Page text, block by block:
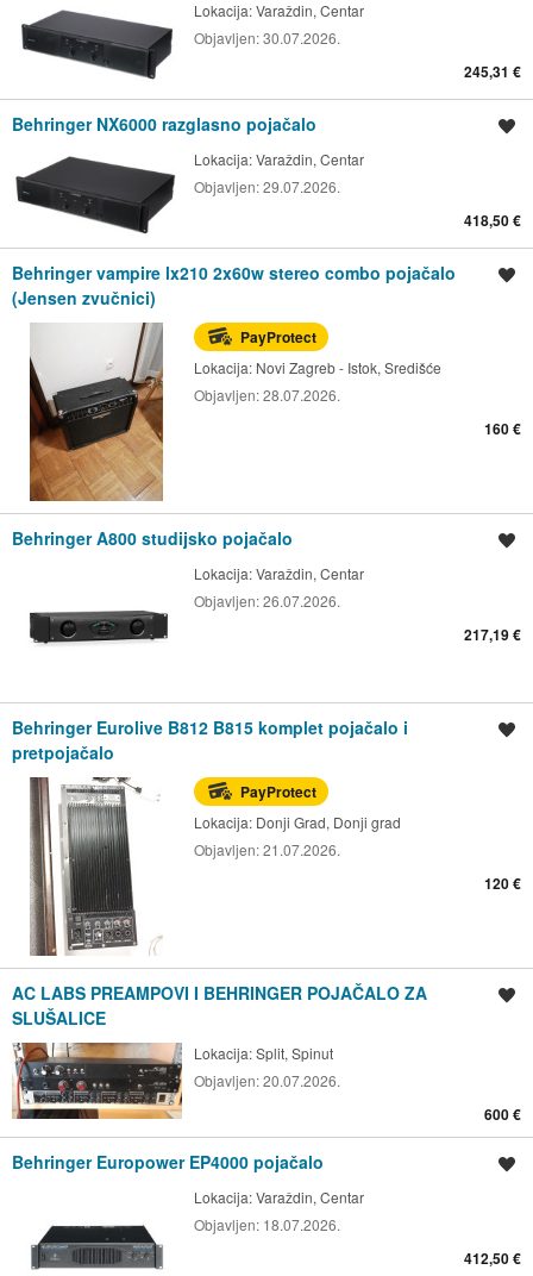
Lokacija:Varaždin, Centar
Objavljen:30.07.2026.
245,31 €
Behringer NX6000 razglasno pojačalo
Lokacija:Varaždin, Centar
Objavljen:29.07.2026.
418,50 €
Behringer vampire lx210 2x60w stereo combo pojačalo
(Jensen zvučnici)
PayProtect
Lokacija: Novi Zagreb - Istok, Središće
Objavljen:28.07.2026.
160 €
Behringer A800 studijsko pojačalo
Lokacija:Varaždin, Centar
Objavljen:26.07.2026.
217,19 €
Behringer Eurolive B812 B815 komplet pojačalo i
pretpojačalo
PayProtect
Lokacija: Donji Grad, Donji grad
Objavljen:21.07.2026.
120 €
AC LABS PREAMPOVI I BEHRINGER POJAČALO ZA
SLUŠALICE
Lokacija:Split, Spinut
Objavljen:20.07.2026.
600 €
Behringer Europower EP4000 pojačalo
Lokacija:Varaždin, Centar
Objavljen: 18.07.2026.
412,50 €